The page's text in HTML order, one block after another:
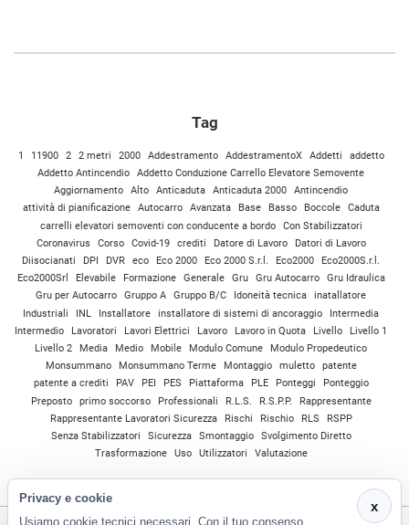
Tag
1 11900 2 2 metri 2000 Addestramento AddestramentoX Addetti
addetto
Addetto Antincendio
Addetto Conduzione Carrello Elevatore Semovente
Aggiornamento
Alto Anticaduta Anticaduta 2000
Antincendio
attività di pianificazione
Autocarro Avanzata Base Basso Boccole
Caduta
carrelli elevatori semoventi con conducente a bordo
Con Stabilizzatori
Coronavirus
Corso Covid-19 crediti Datore di Lavoro
Datori di Lavoro
Diisocianati
DPI DVR eco Eco 2000 Eco 2000 S.r.l. Eco2000
Eco2000S.r.l.
Eco2000Srl
Elevabile Formazione Generale Gru Gru Autocarro
Gru Idraulica
Gru per Autocarro
Gruppo A Gruppo B/C Idoneità tecnica
inatallatore
Industriali
INL Installatore installatore di sistemi di ancoraggio
Intermedia
Intermedio
Lavoratori Lavori Elettrici Lavoro Lavoro in Quota Livello
Livello 1
Livello 2
Media Medio Mobile Modulo Comune
Modulo Propedeutico
Monsummano
Monsummano Terme Montaggio muletto
patente
patente a crediti
PAV PEI PES Piattaforma PLE Ponteggi
Ponteggio
Preposto
primo soccorso Professionali R.L.S. R.S.P.P.
Rappresentante
Rappresentante Lavoratori Sicurezza
Rischi Rischio RLS
RSPP
Senza Stabilizzatori
Sicurezza Smontaggio
Svolgimento Diretto
Trasformazione
Uso Utilizzatori Valutazione
x
Privacy e cookie
Usiamo cookie tecnici necessari. Con il tuo consenso